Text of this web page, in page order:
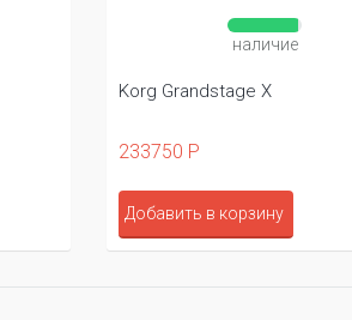
наличие
Korg Grandstage X
233750 Р
Добавить в корзину